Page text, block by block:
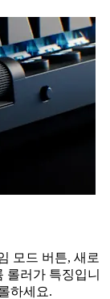
모드 버튼, 새로
롤러가 특징입니
하세요.